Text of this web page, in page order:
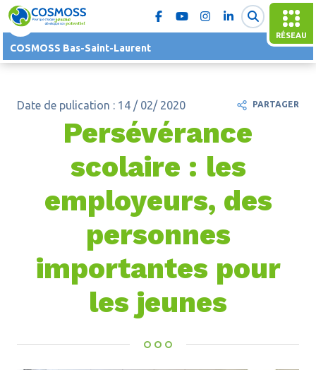
RÉSEAU
COSMOSS Bas-Saint-Laurent
Date de pulication : 14 / 02/ 2020
Persévérance
scolaire : les
employeurs, des
personnes
importantes pour
les jeunes
PARTAGER